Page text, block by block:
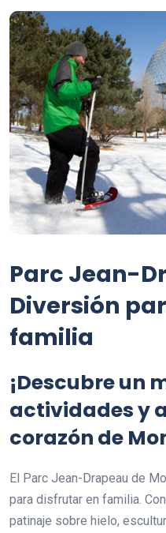
Parc Jean-
Diversión
familia
¡Descubre un
actividades y
corazón de
El Parc Jean-Drapeau de
para disfrutar en familia.
patinaje sobre hielo,